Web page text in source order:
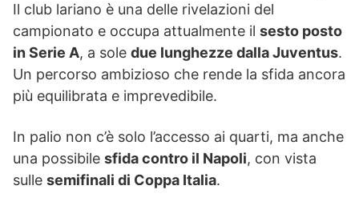
Il club lariano è una delle rivelazioni del
campionato e occupa attualmente il sesto posto
in Serie A, a sole due lunghezze dalla Juventus.
Un percorso ambizioso che rende la sfida ancora
più equilibrata e imprevedibile.
In palio non c’è solo l’accesso ai quarti, ma anche
una possibile sfida contro il Napoli, con vista
sulle semifinali di Coppa Italia.